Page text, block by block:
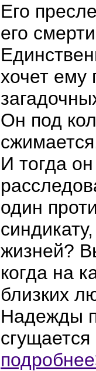
Его
его
хочет ему
Он под
И тогда
один
жизней?
когда на
близких
Надежды